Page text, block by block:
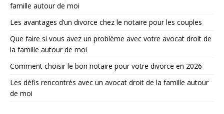
famille autour de moi
Les avantages d’un divorce chez le notaire pour les couples
Que faire si vous avez un problème avec votre avocat droit de
la famille autour de moi
Comment choisir le bon notaire pour votre divorce en 2026
Les défis rencontrés avec un avocat droit de la famille autour
de moi